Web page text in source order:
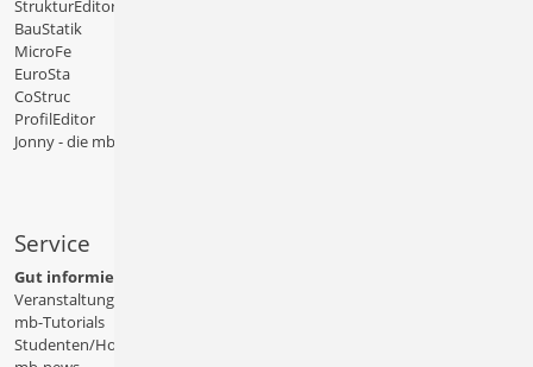
StrukturEditor
BauStatik
MicroFe
EuroSta
CoStruc
ProfilEditor
Jonny - die mb-App
Service
Gut informiert
Veranstaltungen
mb-Tutorials
Studenten/Hochschule